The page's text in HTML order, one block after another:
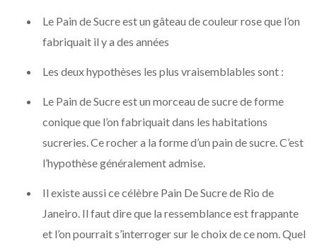
Le Pain de Sucre est un gâteau de couleur rose que l’on
fabriquait il y a des années
Les deux hypothèses les plus vraisemblables sont :
Le Pain de Sucre est un morceau de sucre de forme
conique que l’on fabriquait dans les habitations
sucreries. Ce rocher a la forme d’un pain de sucre. C’est
l’hypothèse généralement admise.
Il existe aussi ce célèbre Pain De Sucre de Rio de
Janeiro. Il faut dire que la ressemblance est frappante
et l’on pourrait s’interroger sur le choix de ce nom. Quel